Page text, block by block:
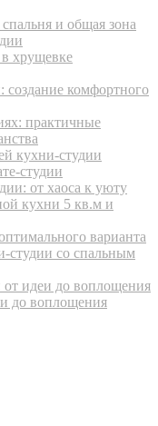
и общая зона
хрущевке
комфортного
практичные
кухни-студии
студии
от хаоса к уюту
кухни 5 кв.м и
варианта
студии со спальным
идеи до воплощения
до воплощения